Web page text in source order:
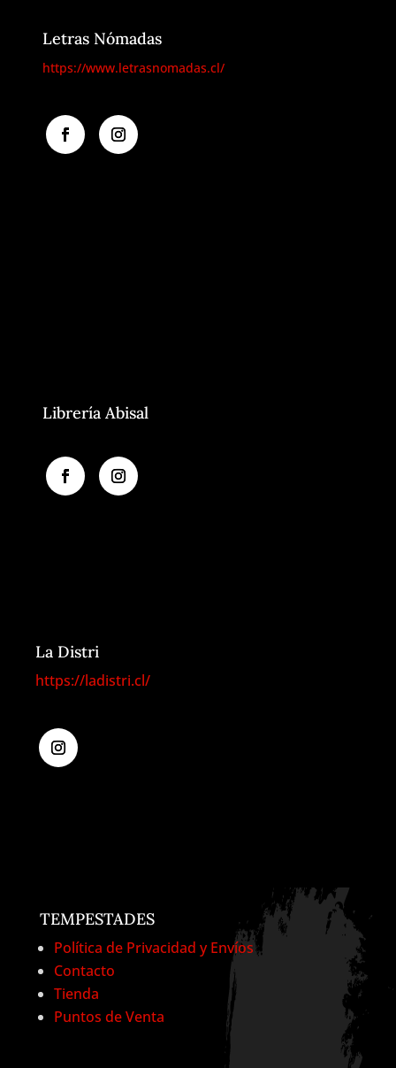
Letras Nómadas
https://www.letrasnomadas.cl/
Librería Abisal
La Distri
https://ladistri.cl/
TEMPESTADES
Política de Privacidad y Envíos
Contacto
Tienda
Puntos de Venta